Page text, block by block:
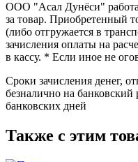
ООО "Асал Дунёси"
за товар. Приобретенный
(либо отгружается в
зачисления оплаты на
в кассу. * Если иное не
Сроки зачисления денег,
безналично на банковский
банковских дней
Также с этим